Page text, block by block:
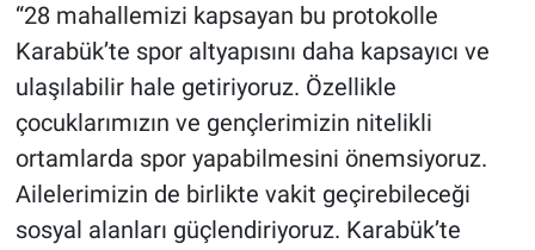
“28 mahallemizi kapsayan bu protokolle
Karabük’te spor altyapısını daha kapsayıcı ve
ulaşılabilir hale getiriyoruz. Özellikle
çocuklarımızın ve gençlerimizin nitelikli
ortamlarda spor yapabilmesini önemsiyoruz.
Ailelerimizin de birlikte vakit geçirebileceği
sosyal alanları güçlendiriyoruz. Karabük’te